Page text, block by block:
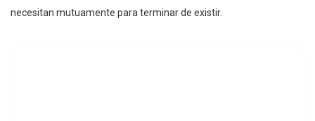
necesitan mutuamente para terminar de existir.